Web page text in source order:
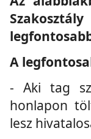
A
- Aki tag
honlapon
lesz